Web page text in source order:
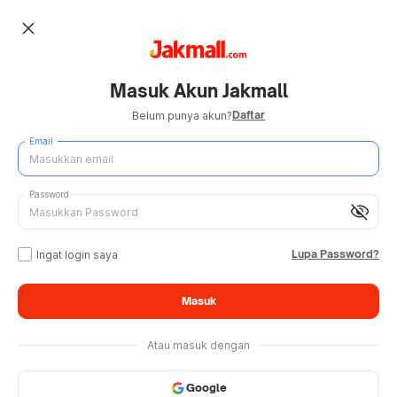
close
Masuk Akun Jakmall
Belum punya akun?Daftar
Email
visibility_off
Password
Ingat login saya Lupa Password?
Masuk
Atau masuk dengan
Google